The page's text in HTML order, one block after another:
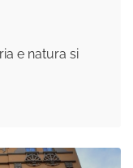
e natura si